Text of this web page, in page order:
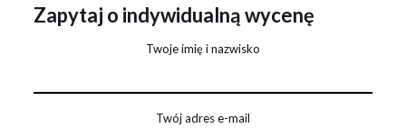
Zapytaj o indywidualną wycenę
Twoje imię i nazwisko
Twój adres e-mail